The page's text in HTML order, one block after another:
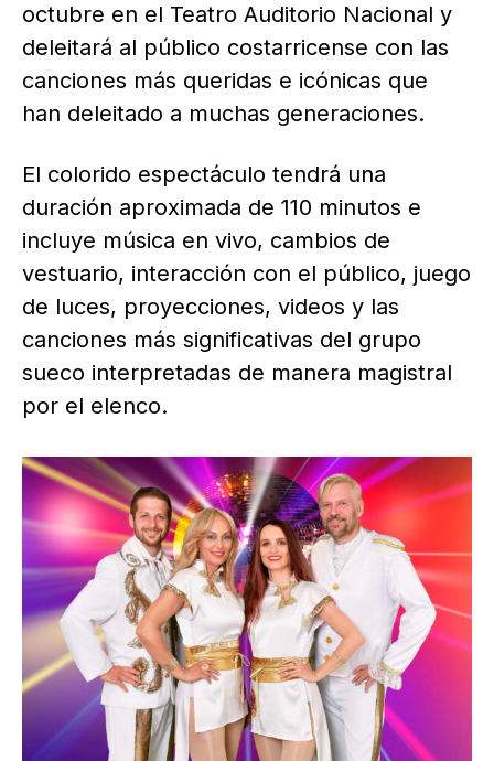
octubre en el Teatro Auditorio Nacional y
deleitará al público costarricense con las
canciones más queridas e icónicas que
han deleitado a muchas generaciones.
El colorido espectáculo tendrá una
duración aproximada de 110 minutos e
incluye música en vivo, cambios de
vestuario, interacción con el público, juego
de luces, proyecciones, videos y las
canciones más significativas del grupo
sueco interpretadas de manera magistral
por el elenco.